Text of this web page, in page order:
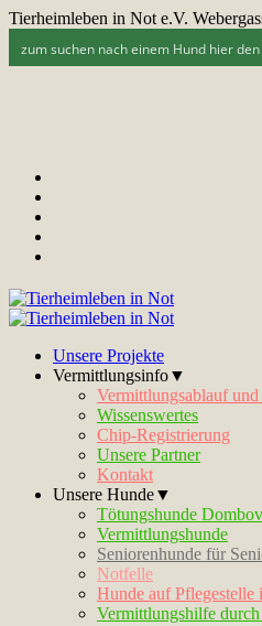
Tierheimleben in Not e.V.
Unsere Projekte
Vermittlungsinfo▼
Vermittlungsablauf
Wissenswertes
Chip-Registrierung
Unsere Partner
Kontakt
Unsere Hunde▼
Tötungshunde
Vermittlungshunde
Seniorenhunde für
Notfelle
Hunde auf Pflegestelle
Vermittlungshilfe